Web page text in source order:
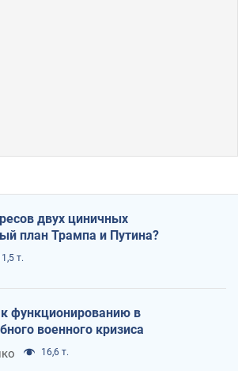
двух циничных
план Трампа и Путина?
т.
к функционированию в
военного кризиса
16,6 т.